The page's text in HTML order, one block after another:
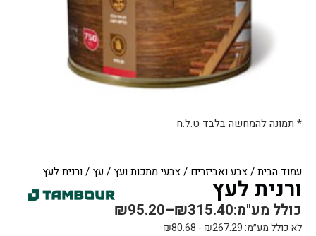
עמוד הבית/צבע ואביזרים /צבעי מתכות ועץ /עץ / ורנית לעץ
ורנית לעץ
₪95.20–₪315.40כולל מע"מ:
לא כולל מע״מ: ₪267.29
-
₪80.68
* תמונה להמחשה בלבד ט.ל.ח